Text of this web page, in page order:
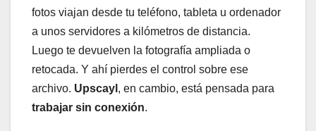
fotos viajan desde tu teléfono, tableta u ordenador
a unos servidores a kilómetros de distancia.
Luego te devuelven la fotografía ampliada o
retocada. Y ahí pierdes el control sobre ese
archivo. Upscayl , en cambio, está pensada para
trabajar sin conexión.